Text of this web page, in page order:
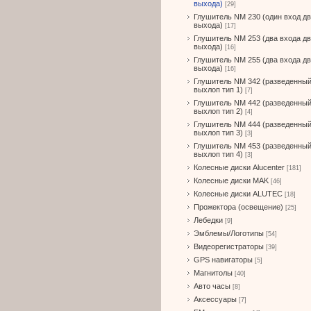
выхода) [29]
Глушитель NM 230 (один вход
выхода) [17]
Глушитель NM 253 (два входа
выхода) [16]
Глушитель NM 255 (два входа
выхода) [16]
Глушитель NM 342 (разведенный
выхлоп тип 1) [7]
Глушитель NM 442 (разведенный
выхлоп тип 2) [4]
Глушитель NM 444 (разведенный
выхлоп тип 3) [3]
Глушитель NM 453 (разведенный
выхлоп тип 4) [3]
Колесные диски Alucenter [181]
Колесные диски MAK [46]
Колесные диски ALUTEC [18]
Прожектора (освещение) [25]
Лебедки [9]
Эмблемы/Логотипы [54]
Видеорегистраторы [39]
GPS навигаторы [5]
Магнитолы [40]
Авто часы [8]
Аксессуары [7]